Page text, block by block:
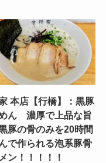
本店【行橋】：黒豚
ん 濃厚で上品な旨
豚の骨のみを20時間
で作られる泡系豚骨
ン！！！！！